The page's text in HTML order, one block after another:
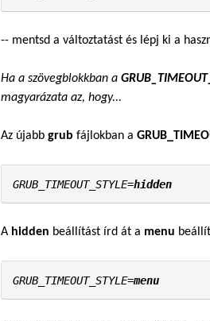
-- mentsd a változtatást és lépj ki a
Ha a szövegblokkban a
magyarázata az, hogy...
Az újabb grub fájlokban a
GRUB_TIMEOUT_STYLE=hidden
A hidden beállítást írd át a menu
GRUB_TIMEOUT_STYLE=menu